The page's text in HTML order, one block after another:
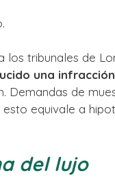
los tribunales de
una
Demandas de
equivale a
del lujo